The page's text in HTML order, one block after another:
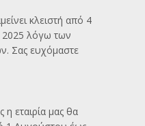
κλειστή από 4
2025 λόγω των
Σας ευχόμαστε
εταιρία μας θα